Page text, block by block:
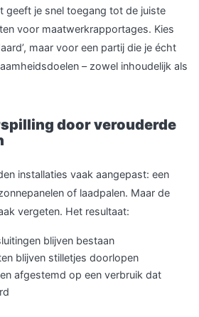
geeft je snel toegang tot de juiste
voor maatwerkrapportages. Kies
maar voor een partij die je écht
– zowel inhoudelijk als
door verouderde
installaties vaak aangepast: een
of laadpalen. Maar de
vergeten. Het resultaat:
blijven bestaan
blijven stilletjes doorlopen
afgestemd op een verbruik dat